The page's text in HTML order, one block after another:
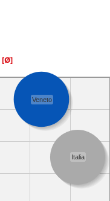
[Ø]
Veneto
Italia